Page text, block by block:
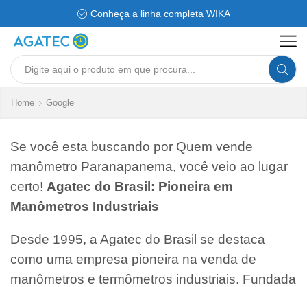
Conheça a linha completa WIKA
Search
Home Google
Se você esta buscando por Quem vende
manômetro Paranapanema, você veio ao lugar
certo! Agatec do Brasil: Pioneira em
Manômetros Industriais
Desde 1995, a Agatec do Brasil se destaca
como uma empresa pioneira na venda de
manômetros e termômetros industriais. Fundada